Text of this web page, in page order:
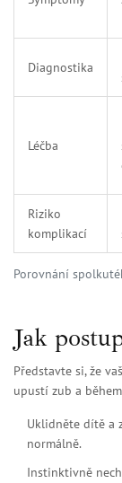
Porovnání
Diagnostika
Léčba
Riziko
komplikací
Jak
Představte si, že
upustí zub a
Uklidněte dítě a
normálně.
Instinktivně